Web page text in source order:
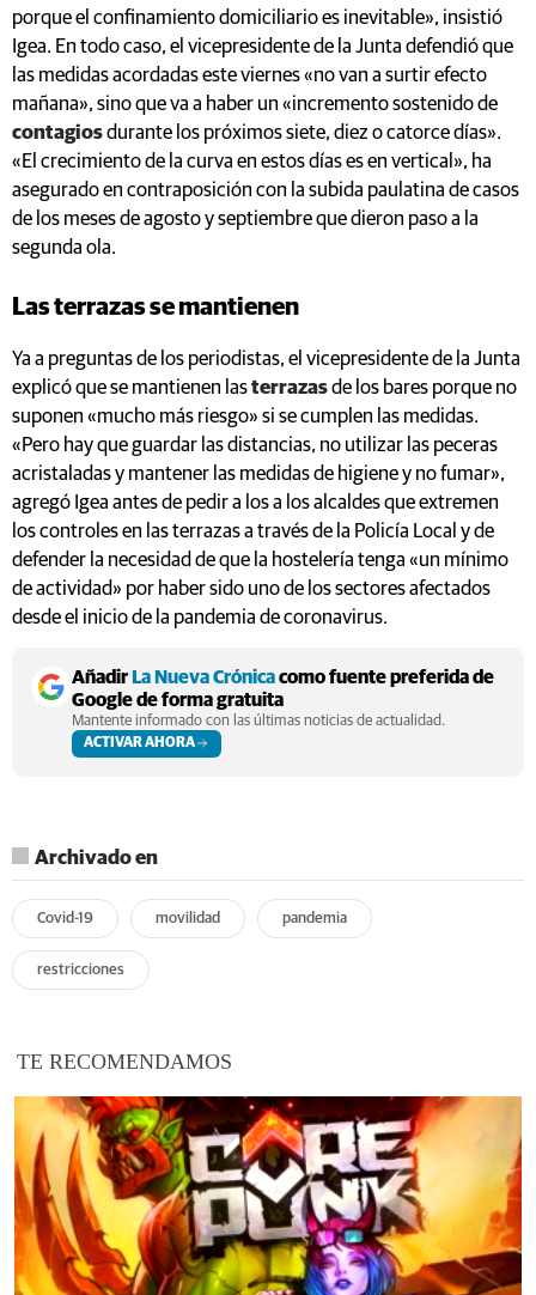
porque el confinamiento domiciliario es inevitable», insistió
Igea. En todo caso, el vicepresidente de la Junta defendió que
las medidas acordadas este viernes «no van a surtir efecto
mañana», sino que va a haber un «incremento sostenido de
contagiosdurante los próximos siete, diez o catorce días».
«El crecimiento de la curva en estos días es en vertical», ha
asegurado en contraposición con la subida paulatina de casos
de los meses de agosto y septiembre que dieron paso a la
segunda ola.
Las terrazas se mantienen
Ya a preguntas de los periodistas, el vicepresidente de la Junta
explicó que se mantienen lasterrazasde los bares porque no
suponen «mucho más riesgo» si se cumplen las medidas.
«Pero hay que guardar las distancias, no utilizar las peceras
acristaladas y mantener las medidas de higiene y no fumar»,
agregó Igea antes de pedir a los a los alcaldes que extremen
los controles en las terrazas a través de la Policía Local y de
defender la necesidad de que la hostelería tenga «un mínimo
de actividad» por haber sido uno de los sectores afectados
desde el inicio de la pandemia de coronavirus.
AñadirLa Nueva Crónicacomo fuente preferida de
Google de forma gratuita
Mantente informado con las últimas noticias de actualidad.
ACTIVAR AHORA
Archivado en
Covid-19 movilidad pandemia
restricciones
TE RECOMENDAMOS